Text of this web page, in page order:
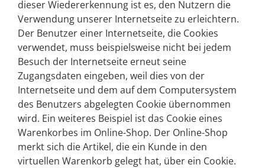
dieser Wiedererkennung ist es, den Nutzern die
Verwendung unserer Internetseite zu erleichtern.
Der Benutzer einer Internetseite, die Cookies
verwendet, muss beispielsweise nicht bei jedem
Besuch der Internetseite erneut seine
Zugangsdaten eingeben, weil dies von der
Internetseite und dem auf dem Computersystem
des Benutzers abgelegten Cookie übernommen
wird. Ein weiteres Beispiel ist das Cookie eines
Warenkorbes im Online-Shop. Der Online-Shop
merkt sich die Artikel, die ein Kunde in den
virtuellen Warenkorb gelegt hat, über ein Cookie.